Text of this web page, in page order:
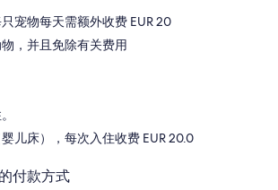
宠物每天需额外收费 EUR 20
，并且免除有关费用
儿床），每次入住收费 EUR 20.0
付款方式